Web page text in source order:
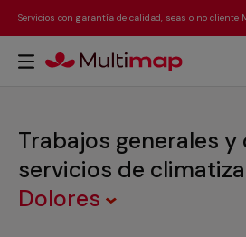
Servicios con garantía de calidad, seas o no cliente
Trabajos generales y
servicios de
Dolores